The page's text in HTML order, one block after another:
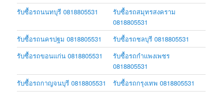
รับซื้อรถนนทบุรี 0818805531
รับซื้อรถสมุทรสงคราม
0818805531
รับซื้อรถนครปฐม 0818805531
รับซื้อรถชลบุรี 0818805531
รับซื้อรถขอนแก่น 0818805531
รับซื้อรถกำแพงเพชร
0818805531
รับซื้อรถกาญจนบุรี 0818805531
รับซื้อรถกรุงเทพ 0818805531